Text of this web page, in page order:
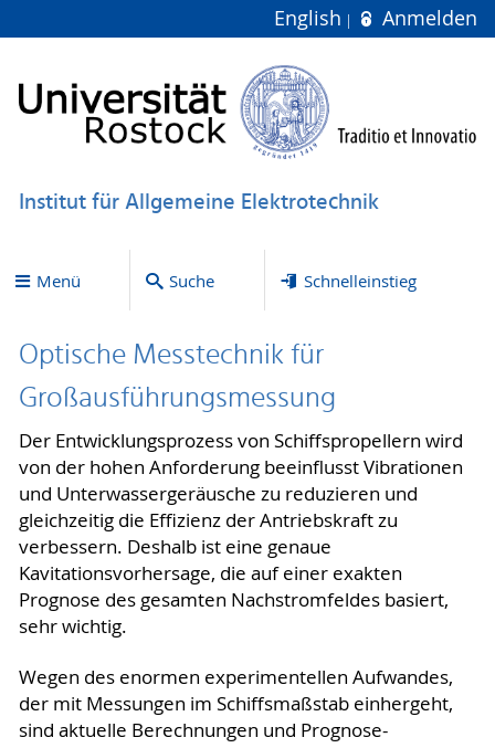
English Anmelden
Institut für Allgemeine Elektrotechnik
Menü Suche Schnelleinstieg
Optische Messtechnik für
Großausführungsmessung
Der Entwicklungsprozess von Schiffspropellern wird
von der hohen Anforderung beeinflusst Vibrationen
und Unterwassergeräusche zu reduzieren und
gleichzeitig die Effizienz der Antriebskraft zu
verbessern. Deshalb ist eine genaue
Kavitationsvorhersage, die auf einer exakten
Prognose des gesamten Nachstromfeldes basiert,
sehr wichtig.
Wegen des enormen experimentellen Aufwandes,
der mit Messungen im Schiffsmaßstab einhergeht,
sind aktuelle Berechnungen und Prognose-